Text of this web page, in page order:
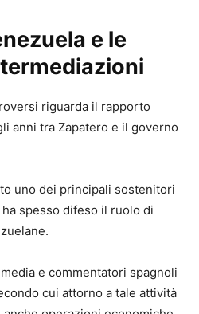
e le
riguarda il rapporto
anni tra Zapatero e il governo
uno dei principali sostenitori
spesso difeso il ruolo di
e commentatori spagnoli
cui attorno a tale attività